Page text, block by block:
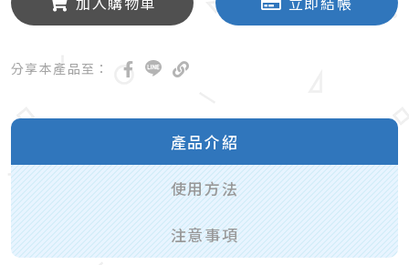
分享本產品至：
產品介紹
使用方法
注意事項